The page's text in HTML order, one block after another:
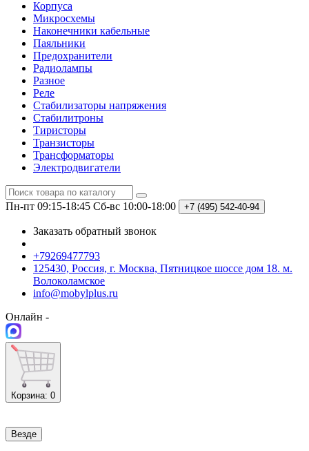
Корпуса
Микросхемы
Наконечники кабельные
Паяльники
Предохранители
Радиолампы
Разное
Реле
Стабилизаторы напряжения
Стабилитроны
Тиристоры
Транзисторы
Трансформаторы
Электродвигатели
Пн-пт 09:15-18:45 Сб-вс 10:00-18:00 +7 (495) 542-40-94
Заказать обратный звонок
+79269477793
125430, Россия, г. Москва, Пятницкое шоссе дом 18. м.
Волоколамское
info@mobylplus.ru
Онлайн -
Корзина: 0
Везде